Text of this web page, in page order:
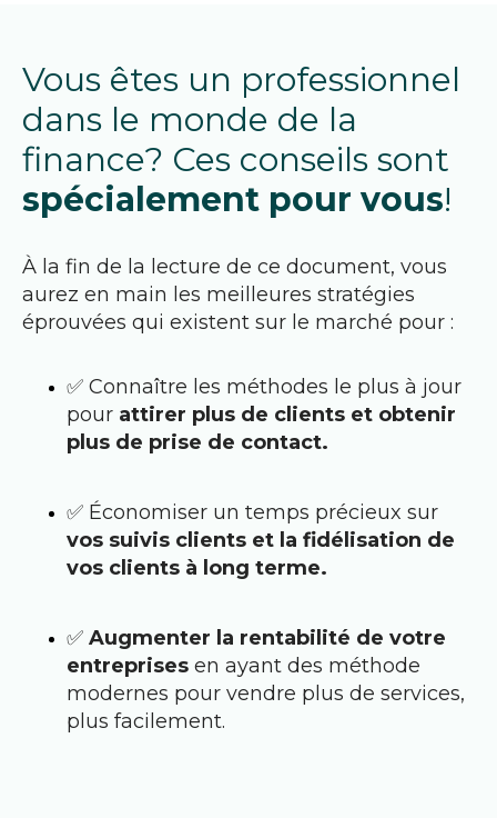
Vous êtes un professionnel
dans le monde de la
spécialement pour vous!
À la fin de la lecture de ce document, vous
aurez en main les meilleures stratégies
éprouvées qui existent sur le marché pour :
✅ Connaître les méthodes le plus à jour
pour attirer plus de clients et obtenir
plus de prise de contact.
✅ Économiser un temps précieux sur
vos suivis clients et la fidélisation de
vos clients à long terme.
✅ Augmenter la rentabilité de votre
entreprises en ayant des méthode
modernes pour vendre plus de services,
plus facilement.